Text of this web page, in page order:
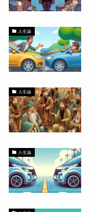
人生論
人生論
人生論